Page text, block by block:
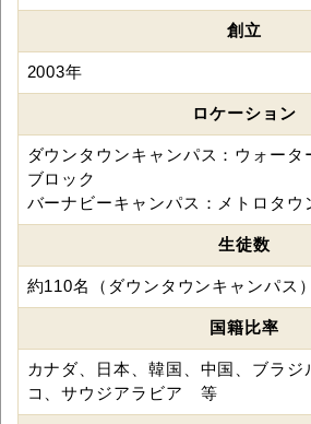
創立
2003年
ロケーション
ダウンタウンキャンパス：ウォータ
ブロック
バーナビーキャンパス：メトロタウ
生徒数
約110名（ダウンタウンキャンパス）
国籍比率
カナダ、日本、韓国、中国、ブラ
コ、サウジアラビア 等